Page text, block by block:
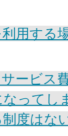
用する
ービス
ってし
度はな